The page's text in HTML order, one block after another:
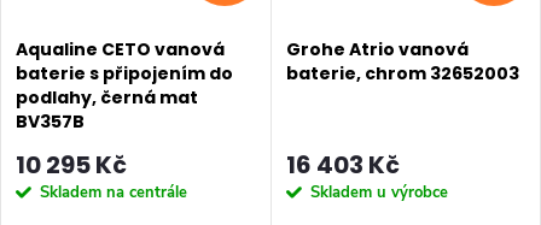
p
r
o
d
p
r
o
Aqualine CETO vanová
baterie s připojením do
podlahy, černá mat
BV357B
10 295 Kč
Skladem na centrále
Grohe Atrio vanová
baterie, chrom 32652003
16 403 Kč
Skladem u výrobce